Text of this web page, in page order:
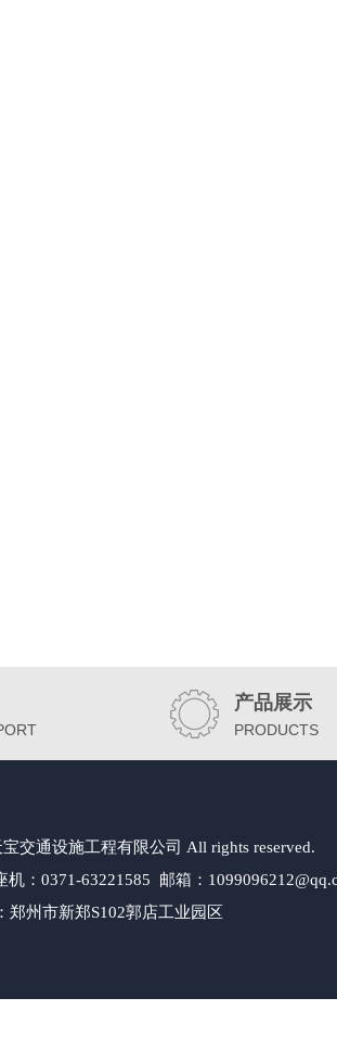
产品展示
PRODUCTS
交通设施工程有限公司 All rights reserved.
：0371-63221585 邮箱：
郑州市新郑S102郭店工业园区